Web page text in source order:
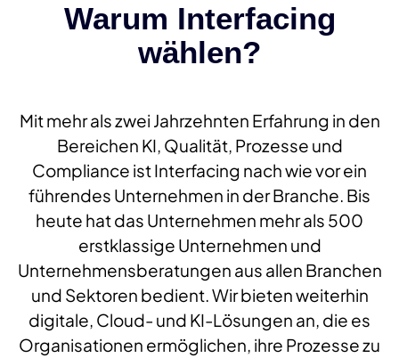
Warum Interfacing
wählen?
Mit mehr als zwei Jahrzehnten Erfahrung in den
Bereichen KI, Qualität, Prozesse und
Compliance ist Interfacing nach wie vor ein
führendes Unternehmen in der Branche. Bis
heute hat das Unternehmen mehr als 500
erstklassige Unternehmen und
Unternehmensberatungen aus allen Branchen
und Sektoren bedient. Wir bieten weiterhin
digitale, Cloud- und KI-Lösungen an, die es
Organisationen ermöglichen, ihre Prozesse zu